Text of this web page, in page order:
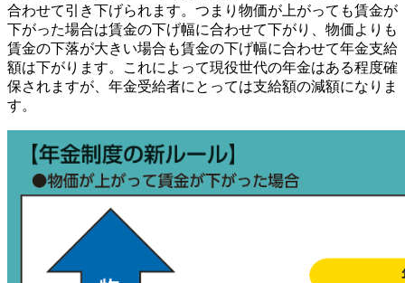
合わせて引き下げられます。つまり物価が上がっても賃金が
下がった場合は賃金の下げ幅に合わせて下がり、物価よりも
賃金の下落が大きい場合も賃金の下げ幅に合わせて年金支給
額は下がります。これによって現役世代の年金はある程度確
保されますが、年金受給者にとっては支給額の減額になりま
す。